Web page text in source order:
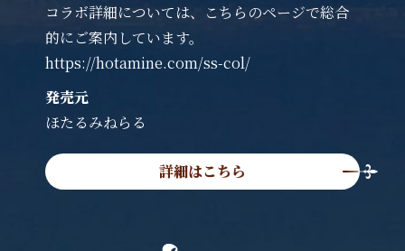
コラボ詳細については、こちらのページで総合
的にご案内しています。
https://hotamine.com/ss-col/
発売元
ほたるみねらる
詳細はこちら